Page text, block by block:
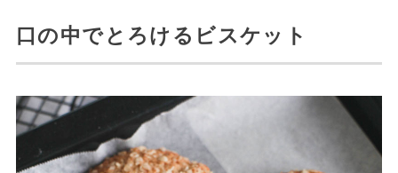
口の中でとろけるビスケット